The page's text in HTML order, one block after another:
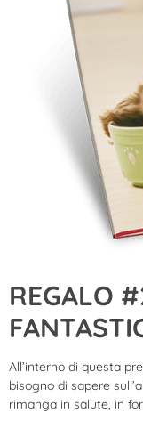
REGALO
All’interno di questa
bisogno di sapere
rimanga in salute, in